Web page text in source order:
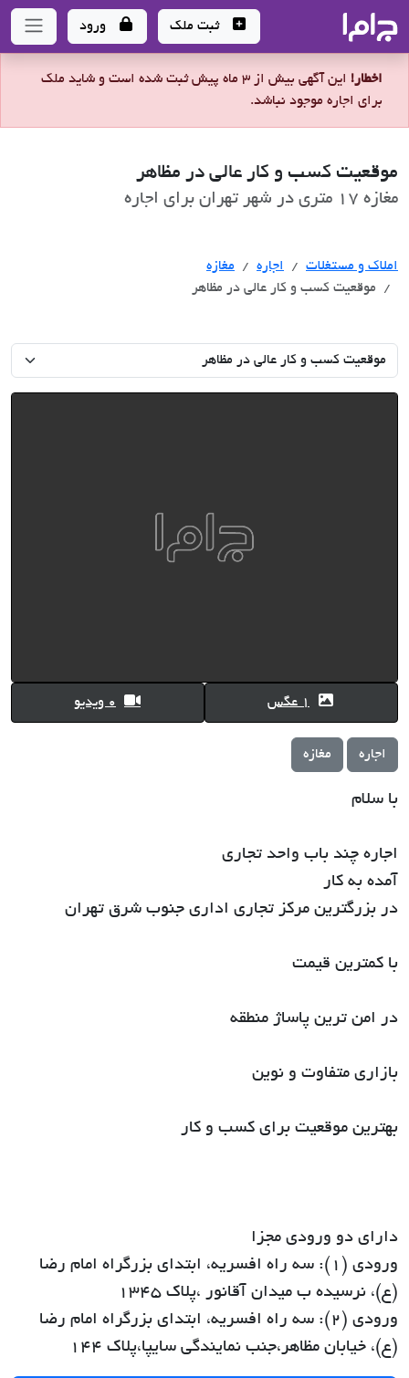
- سامانه جامع املاک و مشاورین املاک
ثبت ملک ورود
اخطار!
این آگهی بیش از 3 ماه پیش ثبت شده است و شاید ملک
برای اجاره موجود نباشد.
موقعیت کسب و کار عالی در مظاهر
مغازه 17 متری در شهر تهران برای اجاره
املاک و مستغلات اجاره اجاره
مغازه
موقعیت کسب و کار عالی در مظاهر
1 عگس 0 ویدیو
اجاره مغازه
با سلام
اجاره چند باب واحد تجاری
آمده به کار
در بزرگترین مرکز تجاری اداری جنوب شرق تهران
با کمترین قیمت
در امن ترین پاساژ منطقه
بازاری متفاوت و نوین
بهترین موقعیت برای کسب و کار
دارای دو ورودی مجزا
ورودی (۱): سه راه افسریه، ابتدای بزرگراه امام رضا
(ع)، نرسیده ب میدان آقانور ،پلاک ۱۳۴۵
ورودی (۲): سه راه افسریه، ابتدای بزرگراه امام رضا
(ع)، خیابان مظاهر،جنب نمایندگی سایپا،پلاک ۱۴۴